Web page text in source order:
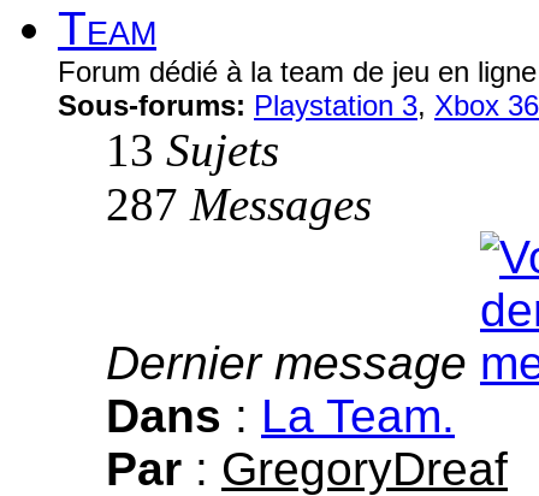
Team
Forum dédié à la team de jeu en
Sous-forums: Playstation 3, Xbox
13 Sujets
287 Messages
Dernier message
Dans : La Team.
Par : GregoryDreaf